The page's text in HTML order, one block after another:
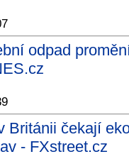
odpad
Británii čekají
- FXstreet.cz